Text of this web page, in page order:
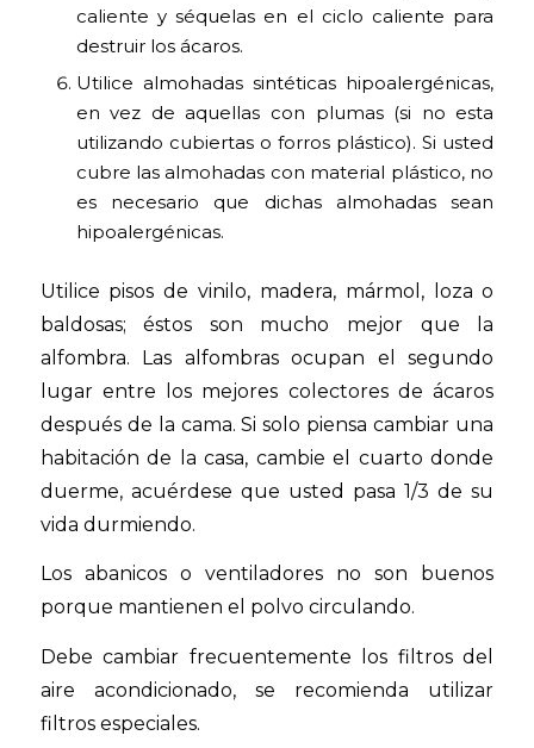
caliente y séquelas en el ciclo caliente para
destruir los ácaros.
Utilice almohadas sintéticas hipoalergénicas,
en vez de aquellas con plumas (si no esta
utilizando cubiertas o forros plástico). Si usted
cubre las almohadas con material plástico, no
es necesario que dichas almohadas sean
hipoalergénicas.
Utilice pisos de vinilo, madera, mármol, loza o
baldosas; éstos son mucho mejor que la
alfombra. Las alfombras ocupan el segundo
lugar entre los mejores colectores de ácaros
después de la cama. Si solo piensa cambiar una
habitación de la casa, cambie el cuarto donde
duerme, acuérdese que usted pasa 1/3 de su
vida durmiendo.
Los abanicos o ventiladores no son buenos
porque mantienen el polvo circulando.
Debe cambiar frecuentemente los filtros del
aire acondicionado, se recomienda utilizar
filtros especiales.